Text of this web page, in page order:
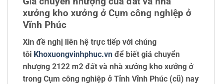
xưởng kho xưởng ở Cụm công nghiệp ở
Vĩnh Phúc
Xin đề nghị liên hệ trực tiếp với chúng
tôi Khoxuongvinhphuc.vn để biết giá chuyển
nhượng 2122 m2 đất và nhà xưởng kho xưởng ở
trong Cụm công nghiệp ở Tỉnh Vĩnh Phúc (cũ) nay